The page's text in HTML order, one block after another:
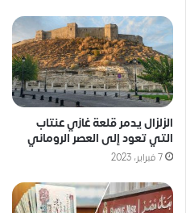
الزلزال يدمر قلعة غازي عنتاب
التي تعود إلى العصر الروماني
7 فبراير، 2023